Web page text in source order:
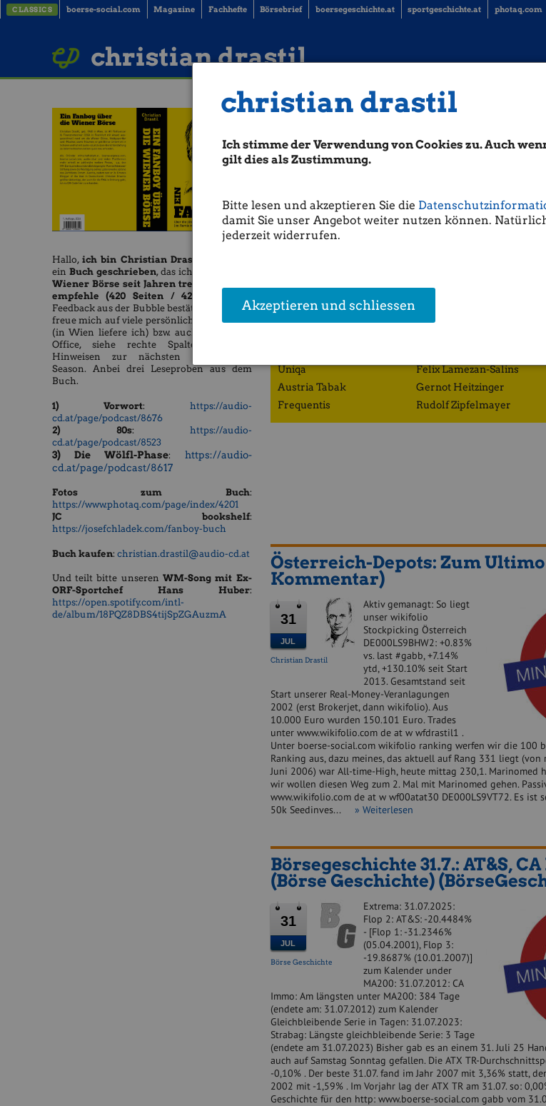
christian drastil
Ich stimme der Verwendung von Cookies zu. Auch
gilt dies als Zustimmung.
Bitte lesen und akzeptieren Sie die
damit Sie unser Angebot weiter nutzen können.
jederzeit widerrufen.
Akzeptieren und schliessen
CLASSICS boerse-social.com Magazine Fachhefte Börsebrief boersegeschichte.at sportgeschichte.at photaq.com
christian drastil
Hallo, ich bin Christian Drastil
ein Buch geschrieben, das ich allen, die die
Wiener Börse seit Jahren treu verfolgen,
empfehle (420 Seiten / 42 Euro).
Feedback aus der Bubble bestätigt mich. Ich
freue mich auf viele persönliche Übergaben
(in Wien liefere ich) bzw. auch bei mir im
Office, siehe rechte Spalte mit den
Hinweisen zur nächsten Börsepeople-
Season. Anbei drei Leseproben aus dem
Buch.
1) Vorwort: https://audio-
cd.at/page/podcast/8676
2) 80s: https://audio-
cd.at/page/podcast/8523
3) Die Wölfl-Phase: https://audio-
cd.at/page/podcast/8617
Fotos zum Buch:
https://www.photaq.com/page/index/4201
JC bookshelf:
https://josefchladek.com/fanboy-buch
Buch kaufen: christian.drastil@audio-cd.at
​​​​​Und teilt bitte unseren WM-Song mit Ex-
ORF-Sportchef Hans Huber:
https://open.spotify.com/intl-
de/album/18PQZ8DBS4tijSpZGAuzmA
Uniqa
Austria Tabak
Frequentis
Felix Lamezan-Salins
Gernot Heitzinger
Rudolf Zipfelmayer
Österreich-Depots: Zum
Kommentar)
31
JUL
Christian Drastil
Aktiv gemanagt: So liegt
unser wikifolio
Stockpicking Öster­reich
DE000LS9BHW2: +0.83%
vs. last #gabb, +7.14%
ytd, +130.10% seit Start
2013. Gesamtstand seit
Start unserer Real-Money-Veranlagungen
2002 (erst Brokerjet, dann wikifolio). Aus
10.000 Euro wurden 150.101 Euro. Trades
unter www.wikifolio.com de at w wfdrastil1 .
Unter boerse-social.com wikifolio ranking werfen wir die 100
Ranking aus, dazu meines, das aktuell auf Rang 331 liegt
Juni 2006) war All-time-High, heute mittag 230,1. Marinomed
wir wollen diesen Weg zum 2. Mal mit Marinomed gehen.
www.wikifolio.com de at w wf00atat30 DE000LS9VT72. Es ist
50k Seedinves... » Weiterlesen
Börsegeschichte 31.7.: AT&S,
(Börse Geschichte)
31
JUL
Börse Geschichte
Extrema: 31.07.2025:
Flop 2: AT&S: -20.4484%
- [Flop 1: -31.2346%
(05.04.2001), Flop 3:
-19.8687% (10.01.2007)]
zum Kalender under
MA200: 31.07.2012: CA
Immo: Am längsten unter MA200: 384 Tage
(endete am: 31.07.2012) zum Kalender
Gleichbleibende Serie in Tagen: 31.07.2023:
Strabag: Längste gleichbleibende Serie: 3 Tage
(endete am 31.07.2023) Bisher gab es an einem 31. Juli 25
auch auf Samstag Sonntag gefallen. Die ATX TR-
-0,10% . Der beste 31.07. fand im Jahr 2007 mit 3,36% statt,
2002 mit -1,59% . Im Vorjahr lag der ATX TR am 31.07. so:
Geschichte für den http: www.boerse-social.com gabb vom